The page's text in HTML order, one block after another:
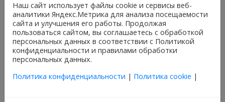
Нужна консультация?
Подробно расскажем о наших услугах, видах
работ и типовых проектах, рассчитаем
предложение!
Наш сайт использует файлы cookie и сервисы веб-
аналитики Яндекс.Метрика для анализа посещаемости
сайта и улучшения его работы. Продолжая
пользоваться сайтом, вы соглашаетесь с обработкой
персональных данных в соответствии с Политикой
конфиденциальности и правилами обработки
персональных данных.
Политика конфиденциальности | Политика cookie |